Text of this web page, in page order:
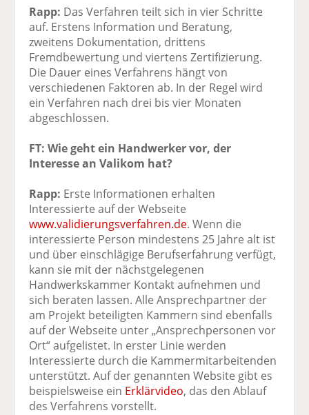
Rapp: Das Verfahren teilt sich in vier Schritte
auf. Erstens Information und Beratung,
zweitens Dokumentation, drittens
Fremdbewertung und viertens Zertifizierung.
Die Dauer eines Verfahrens hängt von
verschiedenen Faktoren ab. In der Regel wird
ein Verfahren nach drei bis vier Monaten
abgeschlossen.
FT: Wie geht ein Handwerker vor, der
Interesse an Valikom hat?
Rapp: Erste Informationen erhalten
Interessierte auf der Webseite
www.validierungsverfahren.de. Wenn die
interessierte Person mindestens 25 Jahre alt ist
und über einschlägige Berufserfahrung verfügt,
kann sie mit der nächstgelegenen
Handwerkskammer Kontakt aufnehmen und
sich beraten lassen. Alle Ansprechpartner der
am Projekt beteiligten Kammern sind ebenfalls
auf der Webseite unter „Ansprechpersonen vor
Ort“ aufgelistet. In erster Linie werden
Interessierte durch die Kammermitarbeitenden
unterstützt. Auf der genannten Website gibt es
beispielsweise ein Erklärvideo, das den Ablauf
des Verfahrens vorstellt.